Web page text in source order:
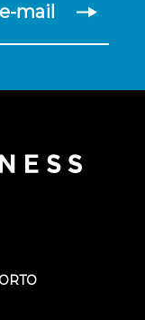
mail